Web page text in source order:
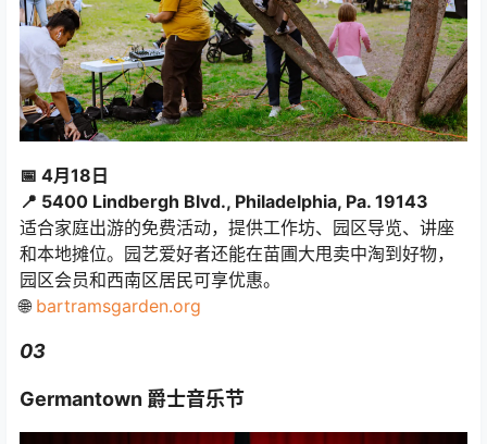
📅 4月18日
📍 5400 Lindbergh Blvd., Philadelphia, Pa. 19143
适合家庭出游的免费活动，提供工作坊、园区导览、讲座
和本地摊位。园艺爱好者还能在苗圃大甩卖中淘到好物，
园区会员和西南区居民可享优惠。
🌐 bartramsgarden.org
03
Germantown 爵士音乐节